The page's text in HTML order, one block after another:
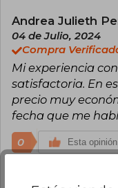
Andrea Julieth
04 de Julio, 2024
Compra
Mi experiencia
satisfactoria. En
precio muy
fecha que me
0 Esta
¿Leíste este libro?